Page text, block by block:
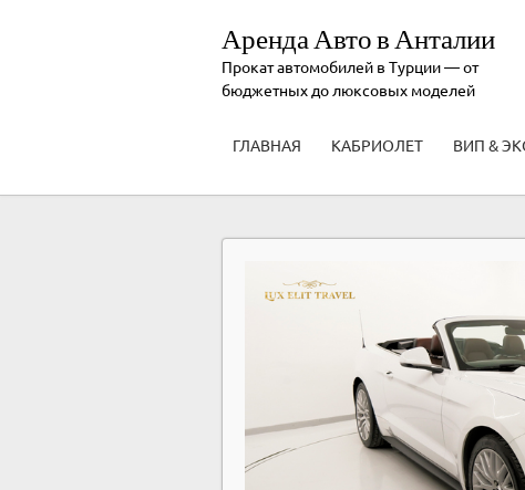
Аренда Авто в Анталии
Прокат автомобилей в Турции — от
бюджетных до люксовых моделей
ГЛАВНАЯ КАБРИОЛЕТ ВИП &